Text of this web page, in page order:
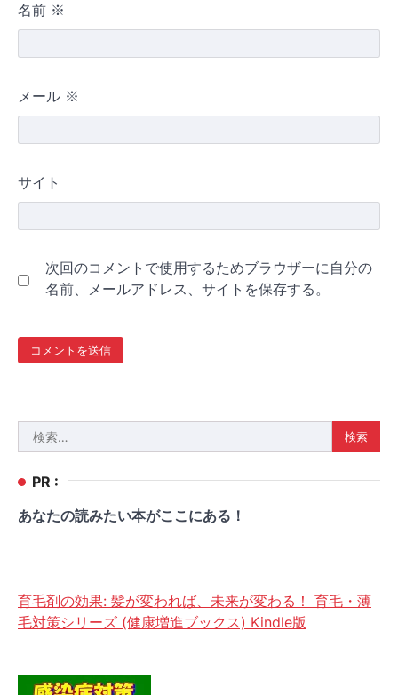
名前 ※
メール ※
サイト
次回のコメントで使用するためブラウザーに自分の
名前、メールアドレス、サイトを保存する。
索:
PR :
あなたの読みたい本がここにある！
育毛剤の効果: 髪が変われば、未来が変わる！ 育毛・薄
毛対策シリーズ (健康増進ブックス) Kindle版